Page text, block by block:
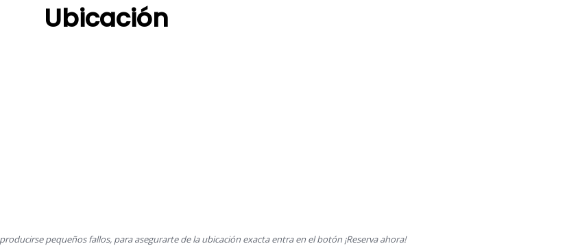
Ubicación
pequeños fallos, para asegurarte de la ubicación exacta entra en el botón ¡Reserva ahora!